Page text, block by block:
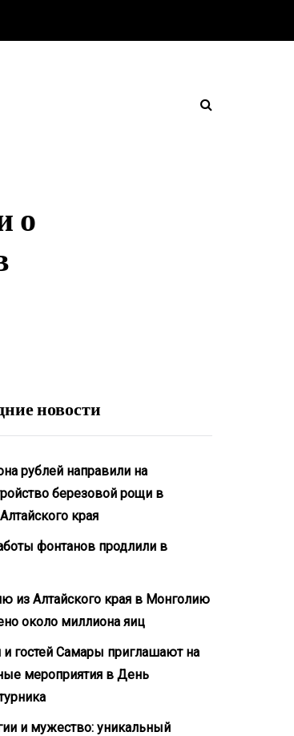
о
новости
рублей направили на
березовой рощи в
края
фонтанов продлили в
из Алтайского края в Монголию
около миллиона яиц
гостей Самары приглашают на
мероприятия в День
и мужество: уникальный